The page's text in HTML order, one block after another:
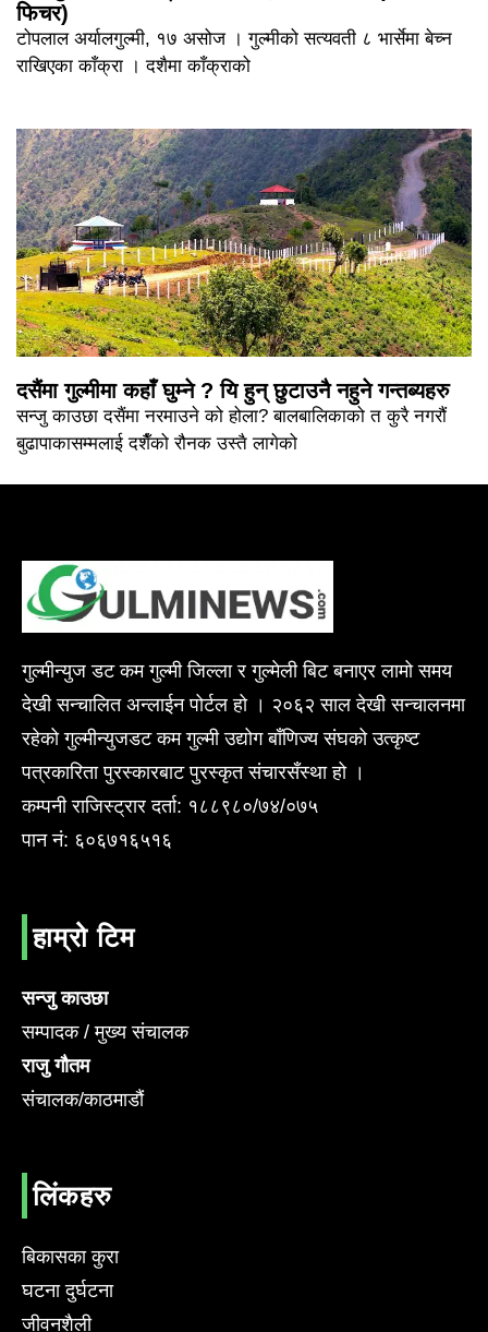
फिचर)
टोपलाल अर्यालगुल्मी, १७ असोज । गुल्मीको सत्यवती ८ भार्सेमा बेच्न
राखिएका काँक्रा । दशैमा काँक्राको
दसैंमा गुल्मीमा कहाँ घुम्ने ? यि हुन् छुटाउनै नहुने गन्तब्यहरु
सन्जु काउछा दसैंमा नरमाउने को होला? बालबालिकाको त कुरै नगरौं
बुढापाकासम्मलाई दशैँको रौनक उस्तै लागेको
गुल्मीन्युज डट कम गुल्मी जिल्ला र गुल्मेली बिट बनाएर लामो समय
देखी सन्चालित अन्लाईन पोर्टल हो । २०६२ साल देखी सन्चालनमा
रहेको गुल्मीन्युजडट कम गुल्मी उद्योग बाँणिज्य संघको उत्कृष्ट
पत्रकारिता पुरस्कारबाट पुरस्कृत संचारसँस्था हो ।
कम्पनी राजिस्ट्रार दर्ता: १८८९८०/७४/०७५
पान नं: ६०६७१६५१६
हाम्रो टिम
सन्जु काउछा
सम्पादक / मुख्य संचालक
राजु गौतम
संचालक/काठमाडौं
लिंकहरु
बिकासका कुरा
घटना दुर्घटना
जीवनशैली